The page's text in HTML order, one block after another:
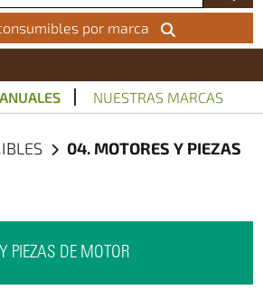
por marca
NUESTRAS MARCAS
04. MOTORES Y PIEZAS
PIEZAS DE MOTOR